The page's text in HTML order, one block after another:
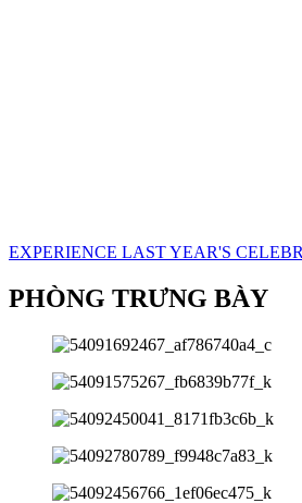
EXPERIENCE LAST YEAR'S
PHÒNG TRƯNG BÀY